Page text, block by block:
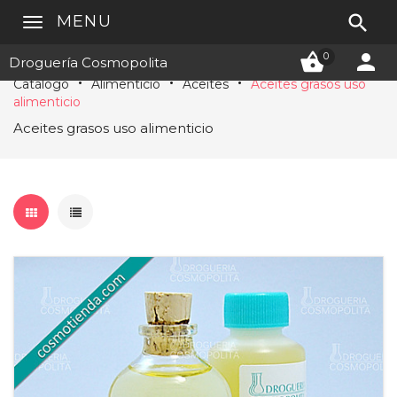
Droguería Cosmopolita 0 
MENU 
Catálogo Alimenticio Aceites
Aceites grasos uso
alimenticio
Aceites grasos uso alimenticio